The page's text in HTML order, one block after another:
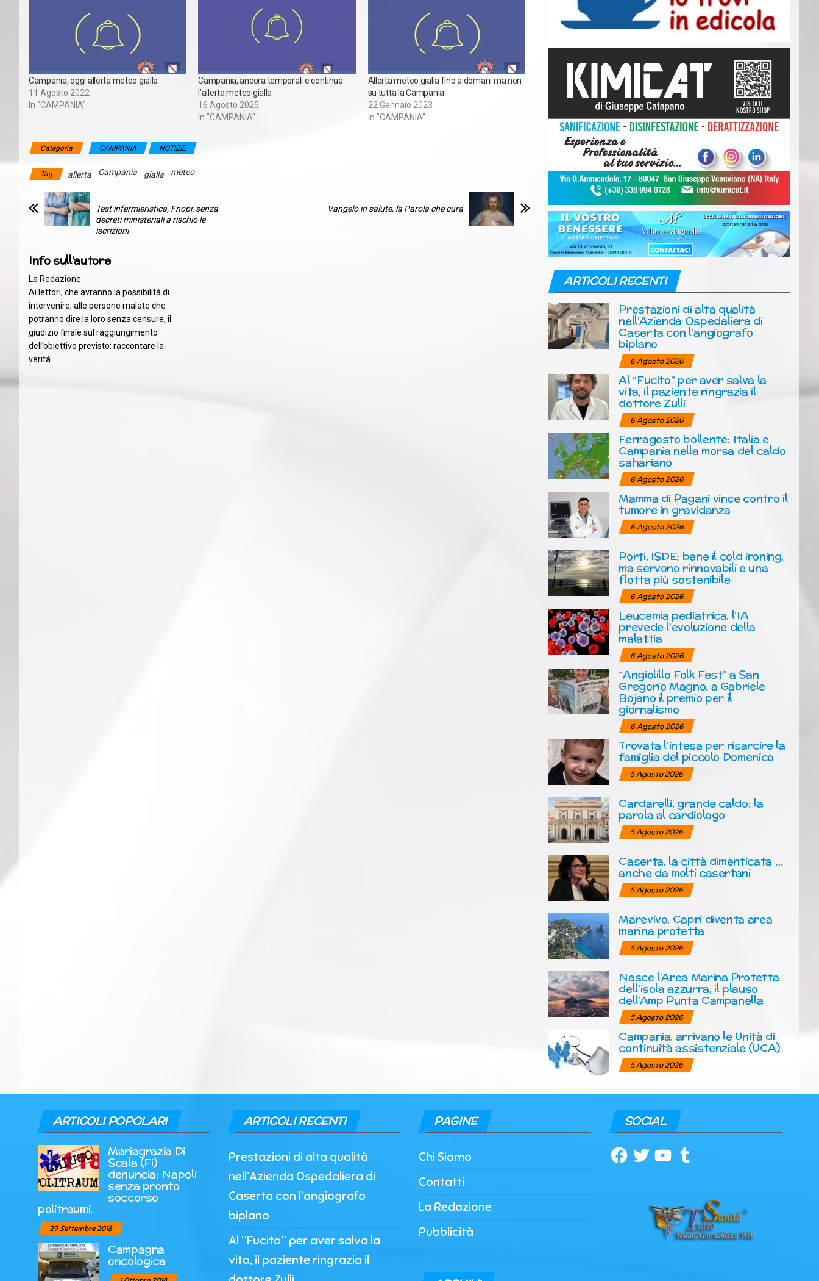
Campania, oggi allerta meteo gialla
11 Agosto 2022
In "CAMPANIA"
Campania, ancora temporali e continua
l’allerta meteo gialla
16 Agosto 2025
In "CAMPANIA"
Allerta meteo gialla fino a domani ma non
su tutta la Campania
22 Gennaio 2023
In "CAMPANIA"
Categoria CAMPANIA NOTIZIE
Tag allerta Campania gialla meteo
Test infermieristica, Fnopi: senza
decreti ministeriali a rischio le
iscrizioni
Vangelo in salute, la Parola che cura
Info sull'autore
La Redazione
Ai lettori, che avranno la possibilità di
intervenire, alle persone malate che
potranno dire la loro senza censure, il
giudizio finale sul raggiungimento
dell’obiettivo previsto: raccontare la
verità.
ARTICOLI RECENTI
Prestazioni di alta qualità
nell’Azienda Ospedaliera di
Caserta con l’angiografo
biplano
6 Agosto 2026
Al “Fucito” per aver salva la
vita, il paziente ringrazia il
dottore Zulli
6 Agosto 2026
Ferragosto bollente: Italia e
Campania nella morsa del caldo
sahariano
6 Agosto 2026
Mamma di Pagani vince contro il
tumore in gravidanza
6 Agosto 2026
Porti, ISDE: bene il cold ironing,
ma servono rinnovabili e una
flotta più sostenibile
6 Agosto 2026
Leucemia pediatrica, l’IA
prevede l’evoluzione della
malattia
6 Agosto 2026
“Angiolillo Folk Fest” a San
Gregorio Magno, a Gabriele
Bojano il premio per il
giornalismo
6 Agosto 2026
Trovata l’intesa per risarcire la
famiglia del piccolo Domenico
5 Agosto 2026
Cardarelli, grande caldo: la
parola al cardiologo
5 Agosto 2026
Caserta, la città dimenticata …
anche da molti casertani
5 Agosto 2026
Marevivo, Capri diventa area
marina protetta
5 Agosto 2026
Nasce l’Area Marina Protetta
dell’isola azzurra, il plauso
dell’Amp Punta Campanella
5 Agosto 2026
Campania, arrivano le Unità di
continuità assistenziale (UCA)
5 Agosto 2026
ARTICOLI POPOLARI
Mariagrazia Di
Scala (Fi)
denuncia: Napoli
senza pronto
soccorso
politraumi.
29 Settembre 2018
Campagna
oncologica
ARTICOLI RECENTI
Prestazioni di alta qualità
nell’Azienda Ospedaliera di
Caserta con l’angiografo
biplano
Al “Fucito” per aver salva la
vita, il paziente ringrazia il
PAGINE
Chi Siamo
Contatti
La Redazione
Pubblicità
SOCIAL
Facebook
TwitterYouTubeTumblr